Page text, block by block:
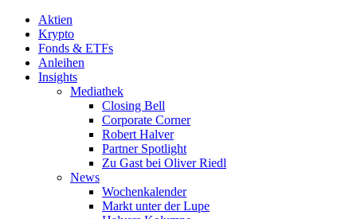
Aktien
Krypto
Fonds & ETFs
Anleihen
Insights
Mediathek
Closing Bell
Corporate Corner
Robert Halver
Partner Spotlight
Zu Gast bei Oliver Riedl
News
Wochenkalender
Markt unter der Lupe